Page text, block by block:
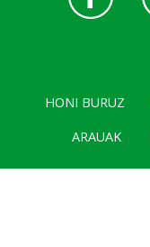
HONI BURUZ
ARAUAK